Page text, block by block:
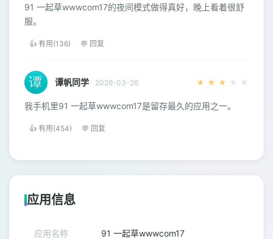
91 一起草wwwcom17的夜间模式做得真好，晚上看着很舒
服。
👍 有用(136) 💬 回复
谭帆同学 2026-03-26 ★ ★ ★ ★ ★
我手机里91 一起草wwwcom17是留存最久的应用之一。
👍 有用(454) 💬 回复
应用信息
应用名称 91 一起草wwwcom17